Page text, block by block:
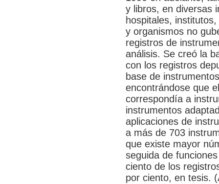
y libros, en diversas
hospitales,
y organismos no
registros de
análisis. Se creó la
con los registros
base de
encontrándose que
correspondía a
instrumentos
aplicaciones de
a más de 703
que existe mayor
seguida de
ciento de los
por ciento, en tesis.